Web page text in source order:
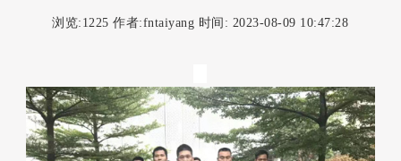
浏览: 1225 作者:fntaiyang 时间: 2023-08-09 10:47:28